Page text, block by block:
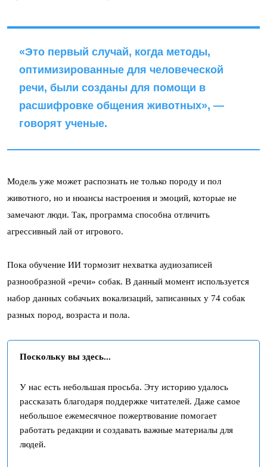
«Это первый случай, когда методы,
оптимизированные для человеческой
речи, были созданы для помощи в
расшифровке общения животных», —
говорят ученые.
Модель уже может распознать не только породу и пол
животного, но и нюансы настроения и эмоций, которые не
замечают люди. Так, программа способна отличить
агрессивный лай от игрового.
Пока обучение ИИ тормозит нехватка аудиозаписей
разнообразной «речи» собак. В данный момент используется
набор данных собачьих вокализаций, записанных у 74 собак
разных пород, возраста и пола.
Поскольку вы здесь...
У нас есть небольшая просьба. Эту историю удалось
рассказать благодаря поддержке читателей. Даже самое
небольшое ежемесячное пожертвование помогает
работать редакции и создавать важные материалы для
людей.